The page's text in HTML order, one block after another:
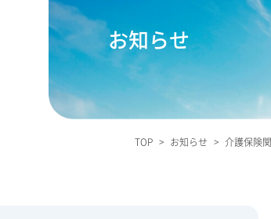
お知らせ
TOP > お知らせ > 介護保険